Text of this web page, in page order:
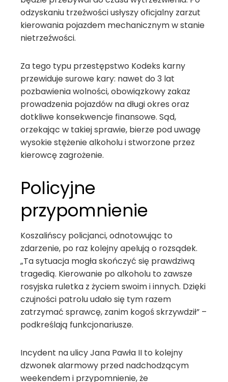
odzyskaniu trzeźwości usłyszy oficjalny zarzut
kierowania pojazdem mechanicznym w stanie
nietrzeźwości.
Za tego typu przestępstwo Kodeks karny
przewiduje surowe kary: nawet do 3 lat
pozbawienia wolności, obowiązkowy zakaz
prowadzenia pojazdów na długi okres oraz
dotkliwe konsekwencje finansowe. Sąd,
orzekając w takiej sprawie, bierze pod uwagę
wysokie stężenie alkoholu i stworzone przez
kierowcę zagrożenie.
Policyjne
przypomnienie
Koszalińscy policjanci, odnotowując to
zdarzenie, po raz kolejny apelują o rozsądek.
„Ta sytuacja mogła skończyć się prawdziwą
tragedią. Kierowanie po alkoholu to zawsze
rosyjska ruletka z życiem swoim i innych. Dzięki
czujności patrolu udało się tym razem
zatrzymać sprawcę, zanim kogoś skrzywdził” –
podkreślają funkcjonariusze.
Incydent na ulicy Jana Pawła II to kolejny
dzwonek alarmowy przed nadchodzącym
weekendem i przypomnienie, że